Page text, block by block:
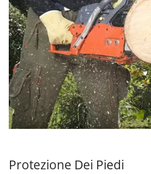
Protezione Dei Piedi